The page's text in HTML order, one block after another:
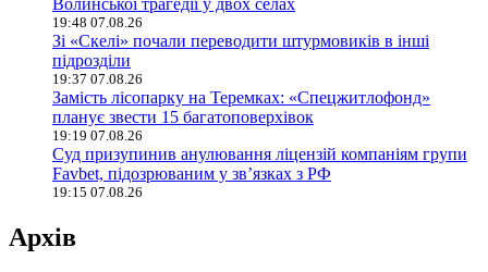
19:48 07.08.26
Зі «Скелі» почали переводити штурмовиків в інші
підрозділи
19:37 07.08.26
Замість лісопарку на Теремках: «Спецжитлофонд»
планує звести 15 багатоповерхівок
19:19 07.08.26
Суд призупинив анулювання ліцензій компаніям групи
Favbet, підозрюваним у зв’язках з РФ
19:15 07.08.26
Архів